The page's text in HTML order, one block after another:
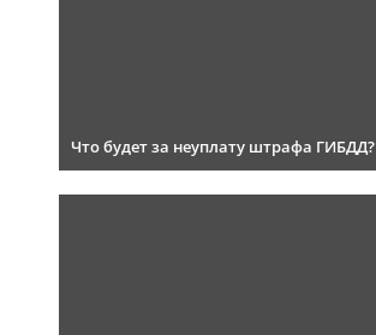
Что будет за неуплату штрафа ГИБДД?